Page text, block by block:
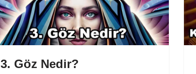
3. Göz Nedir?